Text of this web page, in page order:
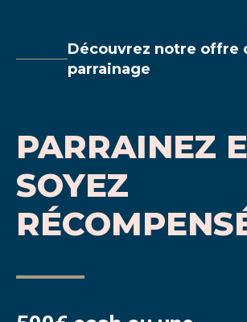
Découvrez notre offre
parrainage
PARRAINEZ
SOYEZ